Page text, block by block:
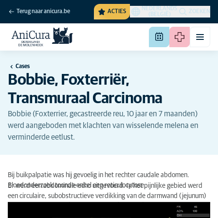
Terug naar anicura.be ACTIES
NEDERLANDS
(BELGIË)
ZOEKEN
Cases
Bobbie, Foxterriër,
Transmuraal Carcinoma
Bobbie (Foxterrier, gecastreerde reu, 10 jaar en 7 maanden)
werd aangeboden met klachten van wisselende melena en
verminderde eetlust.
Bij buikpalpatie was hij gevoelig in het rechter caudale abdomen.
Bloedonderzoek toonde enkel een reticulocytose.
Er werd een abdominale echo uitgevoerd. In het pijnlijke gebied werd
een circulaire, subobstructieve verdikking van de darmwand (jejunum)